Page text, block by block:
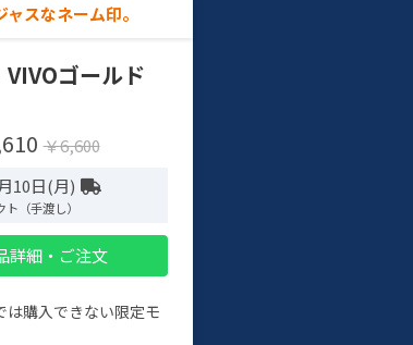
スなネーム印。
VIVOゴールド
￥6,600
10日(月)
（手渡し）
詳細・ご注文
は購入できない限定モ